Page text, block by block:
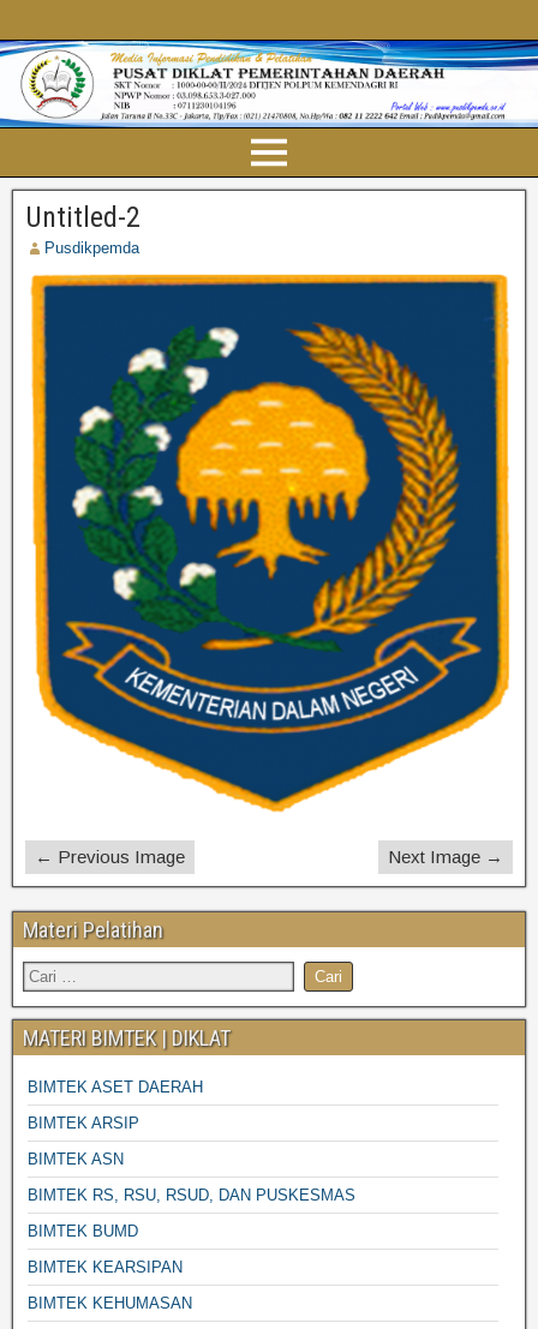
Untitled-2
Pusdikpemda
← Previous Image Next Image →
Materi Pelatihan
MATERI BIMTEK | DIKLAT
BIMTEK ASET DAERAH
BIMTEK ARSIP
BIMTEK ASN
BIMTEK RS, RSU, RSUD, DAN PUSKESMAS
BIMTEK BUMD
BIMTEK KEARSIPAN
BIMTEK KEHUMASAN